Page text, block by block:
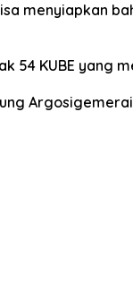
menyiapkan
54 KUBE yang